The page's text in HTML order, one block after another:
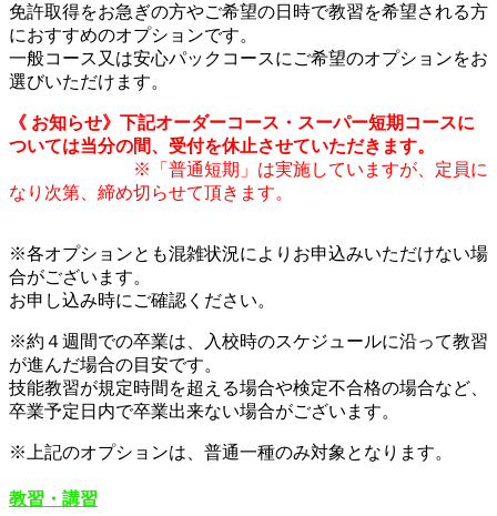
免許取得をお急ぎの方やご希望の日時で教習を希望される方
におすすめのオプションです。
一般コース又は安心パックコースにご希望のオプションをお
選びいただけます。
《 お知らせ》下記オーダーコース・スーパー短期コースに
ついては当分の間、受付を休止させていただきます。
※「普通短期」は実施していますが、定員に
なり次第、締め切らせて頂きます。
※各オプションとも混雑状況によりお申込みいただけない場
合がございます。
お申し込み時にご確認ください。
※約４週間での卒業は、入校時のスケジュールに沿って教習
が進んだ場合の目安です。
技能教習が規定時間を超える場合や検定不合格の場合など、
卒業予定日内で卒業出来ない場合がございます。
※上記のオプションは、普通一種のみ対象となります。
教習・講習